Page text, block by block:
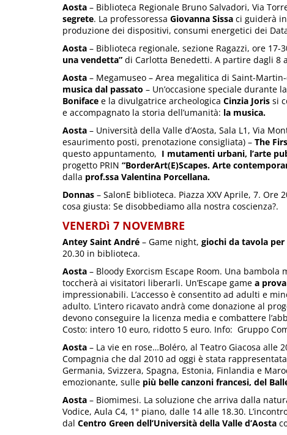
Aosta – Biblioteca Regionale Bruno Salvadori, Via
segrete. La professoressa Giovanna Sissa ci guiderà
produzione dei dispositivi, consumi energetici dei
Aosta – Biblioteca regionale, sezione Ragazzi, ore 17-
una vendetta” di Carlotta Benedetti. A partire dagli 8
Aosta – Megamuseo – Area megalitica di Saint-
musica dal passato – Un’occasione speciale durante
Boniface e la divulgatrice archeologica Cinzia Joris si
e accompagnato la storia dell’umanità: la musica.
Aosta – Università della Valle d’Aosta, Sala L1, Via
esaurimento posti, prenotazione consigliata) – The
questo appuntamento, I mutamenti urbani, l’arte
progetto PRIN “BorderArt(E)Scapes. Arte
dalla prof.ssa Valentina Porcellana.
Donnas – SalonE biblioteca. Piazza XXV Aprile, 7. Ore
cosa giusta: Se disobbediamo alla nostra coscienza?.
VENERDì 7 NOVEMBRE
Antey Saint André – Game night, giochi da tavola
20.30 in biblioteca.
Aosta – Bloody Exorcism Escape Room. Una
toccherà ai visitatori liberarli. Un’Escape game a
impressionabili. L’accesso è consentito ad adulti e
adulto. L’intero ricavato andrà come donazione al
devono conseguire la licenza media e combattere
Costo: intero 10 euro, ridotto 5 euro. Info: Gruppo
Aosta – La vie en rose…Boléro, al Teatro Giacosa alle
Compagnia che dal 2010 ad oggi è stata
Germania, Svizzera, Spagna, Estonia, Finlandia e
emozionante, sulle più belle canzoni francesi, del
Aosta – Biomimesi. La soluzione che arriva dalla
Vodice, Aula C4, 1° piano, dalle 14 alle 18.30.
dal Centro Green dell’Università della Valle d’Aosta